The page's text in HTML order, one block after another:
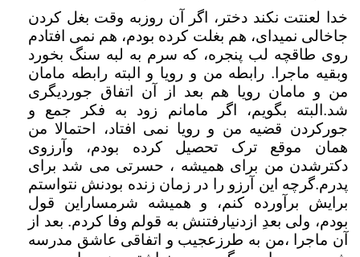
خدا لعنتت نکند دختر، اگر آن روزبه وقت بغل کردن
جاخالی نمیدای، هم بغلت کرده بودم، هم نمی افتادم
روی طاقچه لب پنجره، که سرم به لبه سنگ بخورد
وبقیه ماجرا. رابطه من و رویا و البته رابطه مامان
من و مامان رویا هم بعد از آن اتفاق جوردیگری
شد.البته بگویم، اگر مامانم زود به فکر جمع و
جورکردن قضیه من و رویا نمی افتاد، احتمالا من
همان موقع ترک تحصیل کرده بودم، وآرزوی
دکترشدن من برای همیشه ، حسرتی می شد برای
پدرم.گرچه این آرزو را در زمان زنده بودنش نتواستم
برایش برآورده کنم، و همیشه شرمساراین قول
بودم، ولی بعدِ ازدنیارفتنش به قولم وفا کردم. بعد از
آن ماجرا ،من به طرزعجیب و اتفاقی عاشق مدرسه